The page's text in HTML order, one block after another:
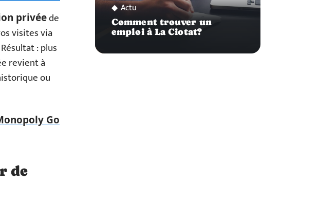
privéede
visites via
: plus
revient à
ou
Go
de
Actu
Comment trouver un
emploi à La Ciotat?